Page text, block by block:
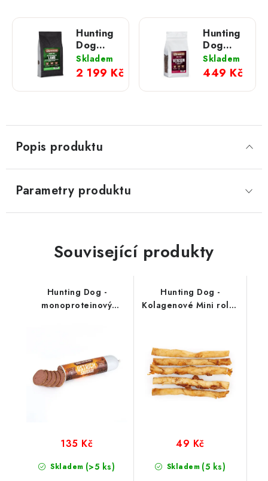
Hunting
Dog
Britské
jehně s
mátou;
12 kg
Skladem
2 199 Kč
Hunting
Dog
Zvěřina
s
morušemi;
2 kg
Skladem
449 Kč
Popis produktu
Parametry produktu
Související produkty
Hunting Dog -
monoproteinový
Skladem (>5 ks)
135 Kč
Hunting Dog -
Kolagenové Mini rolky
Skladem (5 ks)
49 Kč